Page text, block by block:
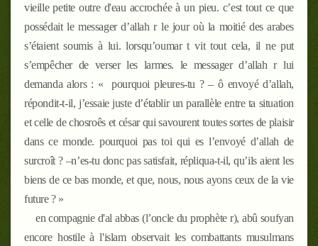
vieille petite outre d'eau accrochée à un pieu. c’est tout ce que
possédait le messager d’allahrle jour où la moitié des arabes
s’étaient soumis à lui. lorsqu’oumart vit tout cela, il ne put
s’empêcher de verser les larmes. le messager d’allahrlui
demanda alors : «
pourquoi pleures-tu ? – ô envoyé d’allah,
répondit-t-il, j’essaie juste d’établir un parallèle entre ta situation
et celle de chosroês et césar qui savourent toutes sortes de plaisir
dans ce monde. pourquoi pas toi qui es l’envoyé d’allah de
surcroît ? –n’es-tu donc pas satisfait, répliqua-t-il, qu’ils aient les
biens de ce bas monde, et que, nous, nous ayons ceux de la vie
future ? »
en compagnie d'al abbas (l’oncle du prophète r), abû soufyan
encore hostile à l'islam observait les combattants musulmans